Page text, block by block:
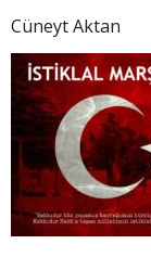
Cüneyt Aktan